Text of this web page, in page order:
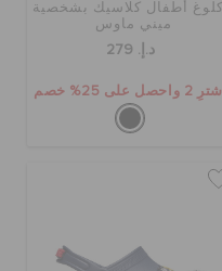
كلوغ أطفال كلاسيك بشخصية
ميني ماوس
د.إ. 279
اشترِ 2 واحصل على 25% خصم